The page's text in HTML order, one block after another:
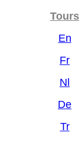
Tours
En
Fr
Nl
De
Tr